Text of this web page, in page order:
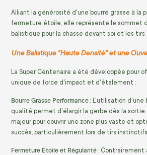
Alliant la générosité d'une bourre grasse à la
fermeture étoile, elle représente le sommet
balistique pour la chasse devant soi et les
Une Balistique "Haute Densité" et une
La Super Centenaire a été développée pour
unique de force d'impact et d'étalement :
Bourre Grasse Performance : L'utilisation d'une
qualité permet d'élargir la gerbe dès la sortie
majeur pour couvrir une zone plus vaste et
succès, particulièrement lors de tirs
Fermeture Étoile et Régularité : Contrairement